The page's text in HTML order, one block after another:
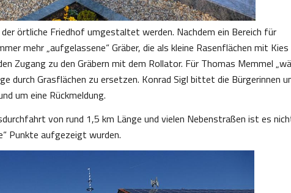
örtliche Friedhof umgestaltet werden. Nachdem ein Bereich für
mehr „aufgelassene“ Gräber, die als kleine Rasenflächen mit Kies
Zugang zu den Gräbern mit dem Rollator. Für Thomas Memmel
durch Grasflächen zu ersetzen. Konrad Sigl bittet die Bürgerinnen
um eine Rückmeldung.
von rund 1,5 km Länge und vielen Nebenstraßen ist es
Punkte aufgezeigt wurden.